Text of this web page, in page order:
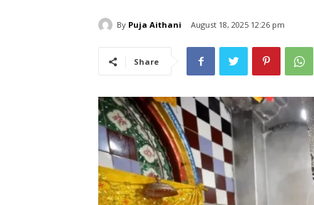
By Puja Aithani August 18, 2025 12:26 pm
Share